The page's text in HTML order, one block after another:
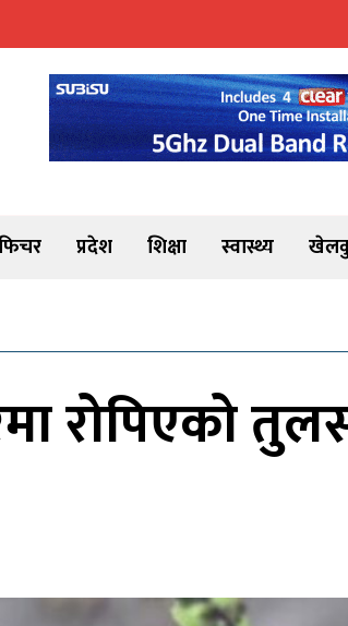
प्रदेश शिक्षा स्वास्थ्य
रोपिएको